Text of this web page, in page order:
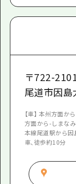
〒722-
尾道市因
【車】 本州方面か
方面から-しまなみ
本線尾道駅から因
車、徒歩約10分